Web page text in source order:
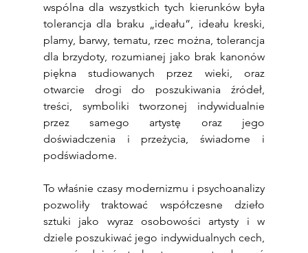
wspólna dla wszystkich tych kierunków była
tolerancja dla braku „ideału”, ideału kreski,
plamy, barwy, tematu, rzec można, tolerancja
dla brzydoty, rozumianej jako brak kanonów
piękna studiowanych przez wieki, oraz
otwarcie drogi do poszukiwania źródeł,
treści, symboliki tworzonej indywidualnie
przez samego artystę oraz jego
doświadczenia i przeżycia, świadome i
podświadome.
To właśnie czasy modernizmu i psychoanalizy
pozwoliły traktować współczesne dzieło
sztuki jako wyraz osobowości artysty i w
dziele poszukiwać jego indywidualnych cech,